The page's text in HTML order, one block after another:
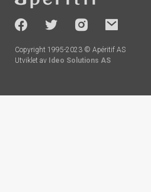
-
socials
Copyright 1995-2023 © Apéritif AS
Utviklet av Ideo Solutions AS